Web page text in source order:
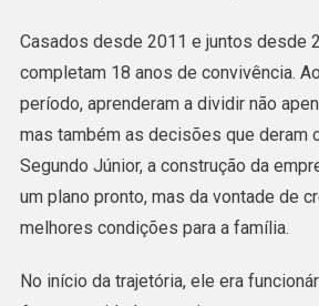
Casados desde 2011 e juntos desde
completam 18 anos de convivência.
período, aprenderam a dividir não
mas também as decisões que deram
Segundo Júnior, a construção da
um plano pronto, mas da vontade de
melhores condições para a família.
No início da trajetória, ele era